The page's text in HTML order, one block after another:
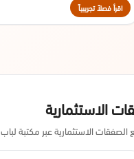
اقرأ فصلاً تجريبياً
الاستثمارية
الاستثمارية عبر مكتبة لباب